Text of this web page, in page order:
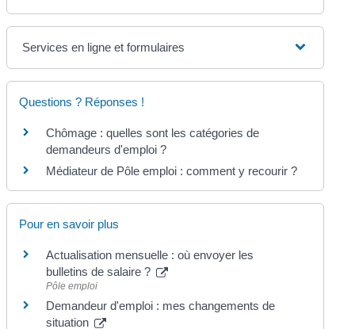
Services en ligne et formulaires
Questions ? Réponses !
Chômage : quelles sont les catégories de
demandeurs d'emploi ?
Médiateur de Pôle emploi : comment y recourir ?
Pour en savoir plus
Actualisation mensuelle : où envoyer les
bulletins de salaire ?
Pôle emploi
Demandeur d'emploi : mes changements de
situation